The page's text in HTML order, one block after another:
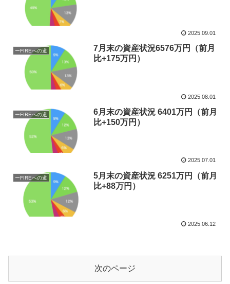
2025.09.01
ーFIREへの道
7月末の資産状況6576万円（前月
比+175万円）
2025.08.01
ーFIREへの道
6月末の資産状況 6401万円（前月
比+150万円）
2025.07.01
ーFIREへの道
5月末の資産状況 6251万円（前月
比+88万円）
2025.06.12
次のページ